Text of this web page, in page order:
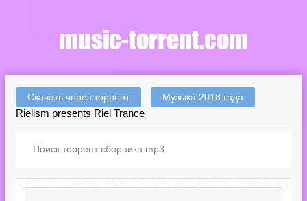
Скачать через торрент Музыка 2018 года
Rielism presents Riel Trance